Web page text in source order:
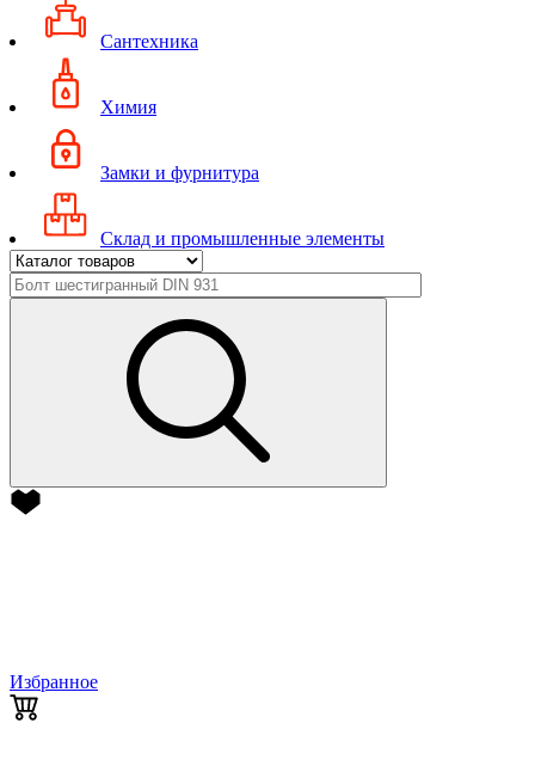
Сантехника
Химия
Замки и фурнитура
Склад и промышленные элементы
Избранное